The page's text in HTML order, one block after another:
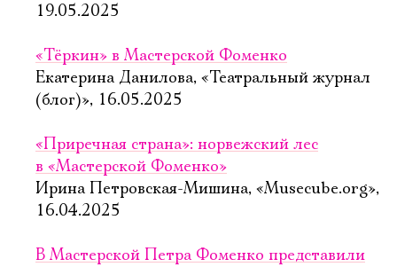
19.05.2025
«Тёркин» в Мастерской Фоменко
Екатерина Данилова, «Театральный журнал
(блог)», 16.05.2025
«Приречная страна»: норвежский лес
в «Мастерской Фоменко»
Ирина Петровская-Мишина, «Musecube.org»,
16.04.2025
В Мастерской Петра Фоменко представили